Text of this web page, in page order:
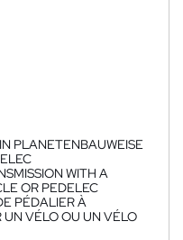
PLANETENBAUWEISE
WITH A
OR PEDELEC
PÉDALIER À
VÉLO OU UN VÉLO